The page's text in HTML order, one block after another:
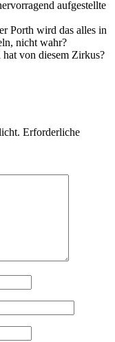
aufgestellte
Porth wird das alles in
nicht wahr?
von diesem Zirkus?
Erforderliche